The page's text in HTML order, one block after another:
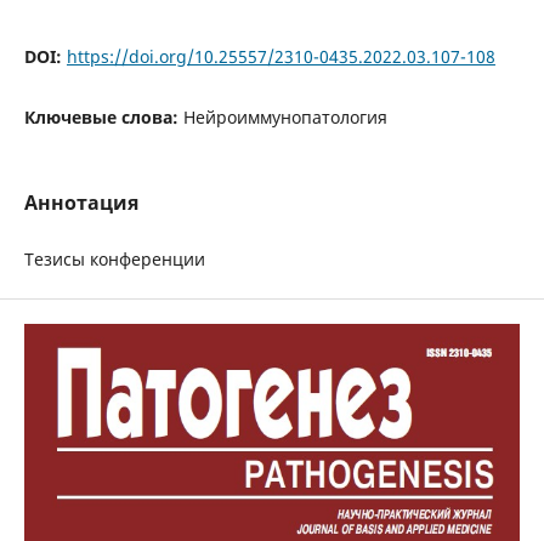
DOI: https://doi.org/10.25557/2310-0435.2022.03.107-108
Ключевые слова: Нейроиммунопатология
Аннотация
Тезисы конференции